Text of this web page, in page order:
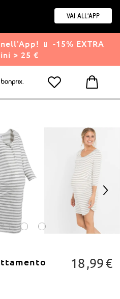
Vai all'app
📱 -15% EXTRA
> 25 €
>
18 99€